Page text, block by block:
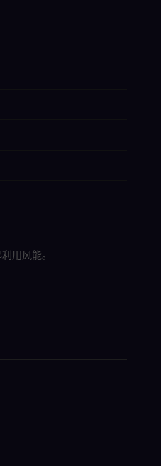
用风能。